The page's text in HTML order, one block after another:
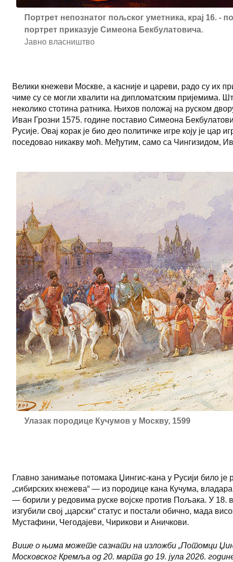
Портрет непознатог пољског уметника, крај 16. -
портрет приказује Симеона Бекбулатовича.
Јавно власништво
Велики кнежеви Москве, а касније и цареви, радо су их
чиме су се могли хвалити на дипломатским пријемима.
неколико стотина ратника. Њихов положај на руском
Иван Грозни 1575. године поставио Симеона
Русије. Овај корак је био део политичке игре коју је
поседовао никакву моћ. Међутим, само са Чингизидом,
Улазак породице Кучумов у Москву, 1599
Главно занимање потомака Џингис-кана у Русији било је
„сибирских кнежева“ — из породице кана Кучума,
— борили у редовима руске војске против Пољака. У 18.
изгубили свој „царски“ статус и постали обично, мада
Мустафини, Чегодајеви, Чирикови и Аничкови.
Више о њима можете сазнати на изложби „Потомци
Московског Кремља од 20. марта до 19. јула 2026.